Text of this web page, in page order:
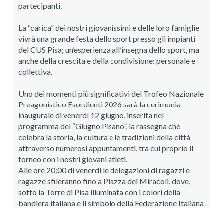
partecipanti.
La “carica” dei nostri giovanissimi e delle loro famiglie
vivrà una grande festa dello sport presso gli impianti
del CUS Pisa; un’esperienza all’insegna dello sport, ma
anche della crescita e della condivisione: personale e
collettiva.
Uno dei momenti più significativi del Trofeo Nazionale
Preagonistico Esordienti 2026 sarà la cerimonia
inaugurale di venerdì 12 giugno, inserita nel
programma del “Giugno Pisano”, la rassegna che
celebra la storia, la cultura e le tradizioni della città
attraverso numerosi appuntamenti, tra cui proprio il
torneo con i nostri giovani atleti.
Alle ore 20:00 di venerdì le delegazioni di ragazzi e
ragazze sfileranno fino a Piazza dei Miracoli, dove,
sotto la Torre di Pisa illuminata con i colori della
bandiera italiana e il simbolo della Federazione Italiana